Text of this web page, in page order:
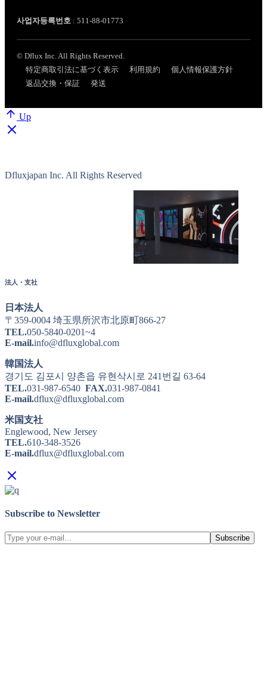
사업자등록번호 : 511-88-01773
© Dflux Inc. All Rights Reserved.
特定商取引法に基づく表示
利用規約
個人情報保護方針
返品交換・保証
発送
Up
Dfluxjapan Inc. All Rights Reserved
法人・支社
日本法人
〒359-0004 埼玉県所沢市北原町866-27
TEL.050-5840-0201~4
E-mail.info@dfluxglobal.com
韓国法人
경기도 김포시 양촌읍 유현삭시로 241번길 63-64
TEL.031-987-6540 FAX.031-987-0841
E-mail.dflux@dfluxglobal.com
米国支社
Englewood, New Jersey
TEL.610-348-3526
E-mail.dflux@dfluxglobal.com
Subscribe to Newsletter
Subscribe